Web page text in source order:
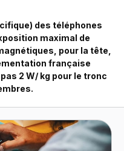
des téléphones
maximal de
pour la tête,
française
2 W/ kg pour le tronc